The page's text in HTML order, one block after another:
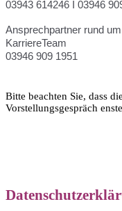
03943 614246 I 03946
Ansprechpartner rund
KarriereTeam
03946 909 1951
Bitte beachten Sie, dass
Vorstellungsgespräch